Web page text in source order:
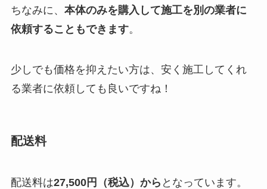
ちなみに、 本体のみを購入して施工を別の業者に
依頼することもできます。
少しでも価格を抑えたい方は、安く施工してくれ
る業者に依頼しても良いですね！
配送料
配送料は27,500円（税込）から となっています。